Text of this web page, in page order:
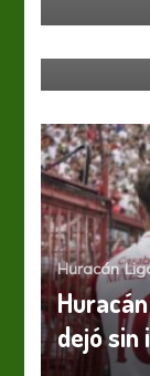
Huracán
dejó sin